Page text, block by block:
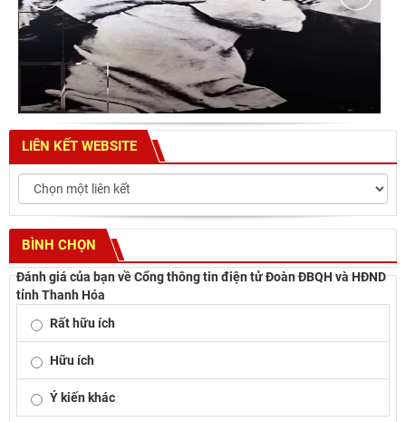
LIÊN KẾT WEBSITE
BÌNH CHỌN
Đánh giá của bạn về Cổng thông tin điện tử Đoàn ĐBQH và HĐND
tỉnh Thanh Hóa
Rất hữu ích
Hữu ích
Ý kiến khác